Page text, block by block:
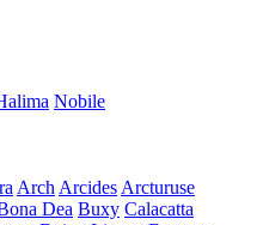
Nobile
Arch Arcides Arcturuse
Dea Buxy Calacatta